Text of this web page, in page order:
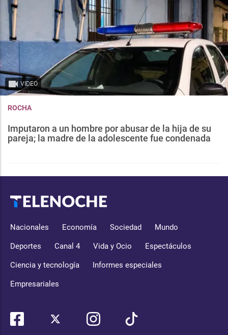
VIDEO
ROCHA
Imputaron a un hombre por abusar de la hija de su
pareja; la madre de la adolescente fue condenada
Nacionales Economía Sociedad Mundo
Deportes Canal 4 Vida y Ocio Espectáculos
Ciencia y tecnología Informes especiales
Empresariales